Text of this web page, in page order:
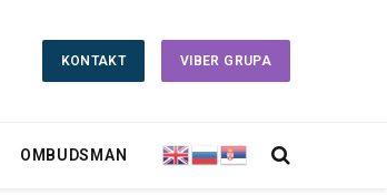
KONTAKT VIBER GRUPA
OMBUDSMAN